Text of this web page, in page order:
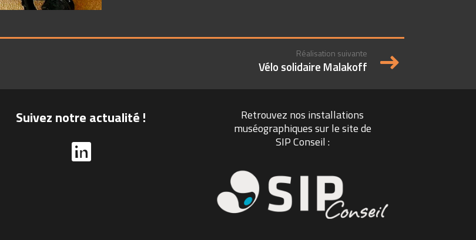
Réalisation suivante
Vélo solidaire Malakoff
Suivez notre actualité !
Retrouvez nos installations
muséographiques sur le site de
SIP Conseil :